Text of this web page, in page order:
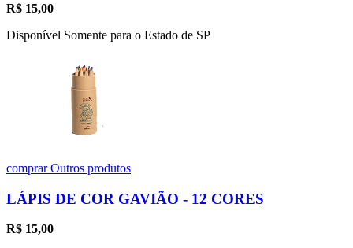
R$ 15,00
Disponível Somente para o Estado de SP
comprarOutros produtos
LÁPIS DE COR GAVIÃO - 12 CORES
R$ 15,00